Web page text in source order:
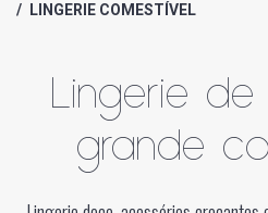
/
LINGERIE COMESTÍVEL
Lingerie
grande